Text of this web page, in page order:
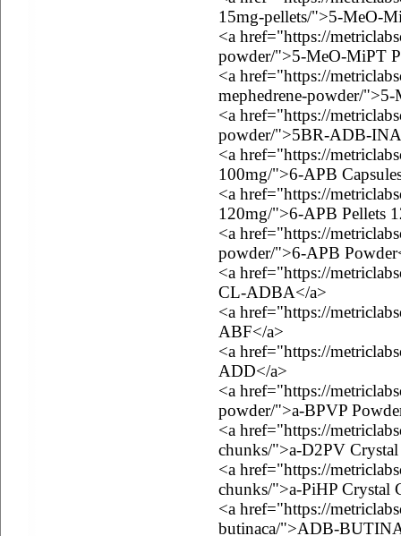
15mg-pellets/">5-MeO-
<a href="https://
powder/">5-MeO-MiPT
<a href="https://
mephedrene-powder/
<a href="https://
powder/">5BR-ADB-
<a href="https://
100mg/">6-APB
<a href="https://
120mg/">6-APB Pellets
<a href="https://
powder/">6-APB
<a href="https://
CL-ADBA</a>
<a href="https://
ABF</a>
<a href="https://
ADD</a>
<a href="https://
powder/">a-BPVP
<a href="https://
chunks/">a-D2PV
<a href="https://
chunks/">a-PiHP Crystal
<a href="https://
butinaca/">ADB-